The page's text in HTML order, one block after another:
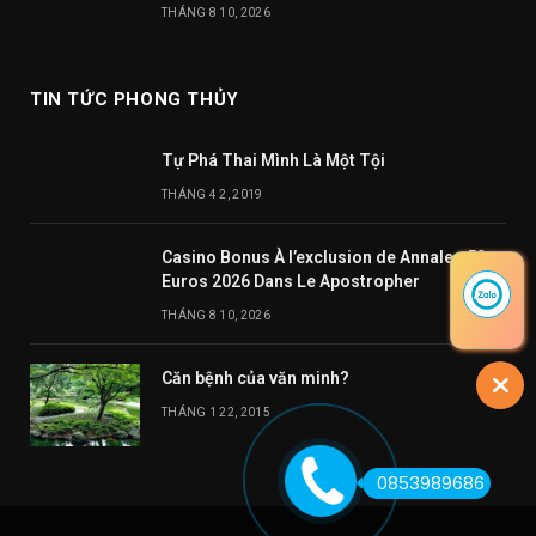
THÁNG 8 10, 2026
TIN TỨC PHONG THỦY
Tự Phá Thai Mình Là Một Tội
THÁNG 4 2, 2019
Casino Bonus À l’exclusion de Annales 50
Euros 2026 Dans Le Apostropher
THÁNG 8 10, 2026
Căn bệnh của văn minh?
THÁNG 1 22, 2015
0853989686